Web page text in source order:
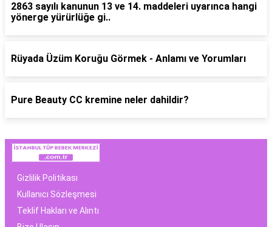
2863 sayılı kanunun 13 ve 14. maddeleri uyarınca hangi
yönerge yürürlüğe gi..
Rüyada Üzüm Koruğu Görmek - Anlamı ve Yorumları
Pure Beauty CC kremine neler dahildir?
Gizlilik Politikası
Kullanıcı Sözleşmesi
Teklif Hakları ve Alıntı